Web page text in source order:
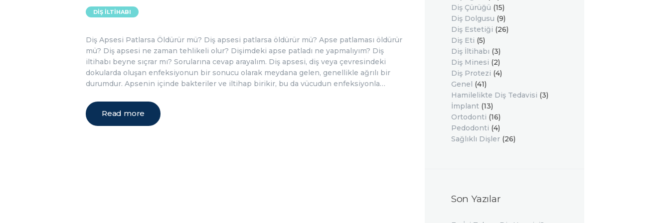
DIŞ İLTIHABI
Diş Apsesi Patlarsa Öldürür mü? Diş apsesi patlarsa öldürür mü? Apse patlaması öldürür
mü? Diş apsesi ne zaman tehlikeli olur? Dişimdeki apse patladı ne yapmalıyım? Diş
iltihabı beyne sıçrar mı? Sorularına cevap arayalım. Diş apsesi, diş veya çevresindeki
dokularda oluşan enfeksiyonun bir sonucu olarak meydana gelen, genellikle ağrılı bir
durumdur. Apsenin içinde bakteriler ve iltihap birikir, bu da vücudun enfeksiyonla…
Read more
Diş Çürüğü (15)
Diş Dolgusu (9)
Diş Estetiği (26)
Diş Eti (5)
Diş İltihabı (3)
Diş Minesi (2)
Diş Protezi (4)
Genel (41)
Hamilelikte Diş Tedavisi (3)
İmplant(13)
Ortodonti (16)
Pedodonti (4)
Sağlıklı Dişler(26)
Son Yazılar